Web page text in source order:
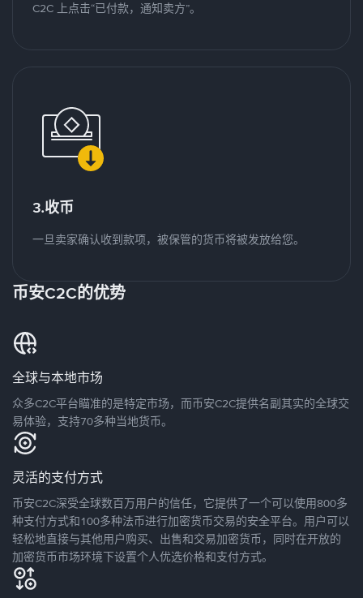
C2C 上点击“已付款，通知卖方”。
3.收币
一旦卖家确认收到款项，被保管的货币将被发放给您。
币安C2C的优势
全球与本地市场
众多C2C平台瞄准的是特定市场，而币安C2C提供名副其实的全球交
易体验，支持70多种当地货币。
灵活的支付方式
币安C2C深受全球数百万用户的信任，它提供了一个可以使用800多
种支付方式和100多种法币进行加密货币交易的安全平台。用户可以
轻松地直接与其他用户购买、出售和交易加密货币，同时在开放的
加密货币市场环境下设置个人优选价格和支付方式。